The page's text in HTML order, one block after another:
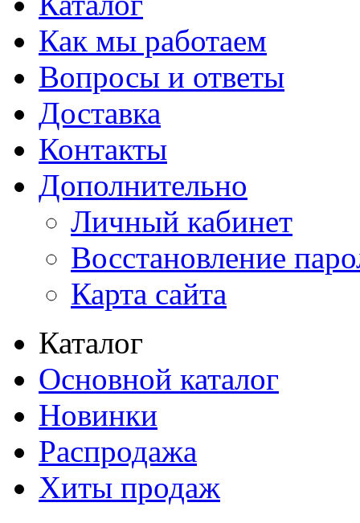
Как мы работаем
Вопросы и ответы
Доставка
Контакты
Дополнительно
Личный кабинет
Восстановление
Карта сайта
Каталог
Основной каталог
Новинки
Распродажа
Хиты продаж